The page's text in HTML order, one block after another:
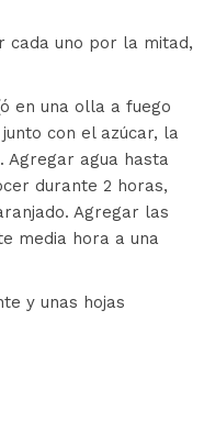
uno por la mitad,
en una olla a fuego
con el azúcar, la
Agregar agua hasta
durante 2 horas,
Agregar las
media hora a una
y unas hojas